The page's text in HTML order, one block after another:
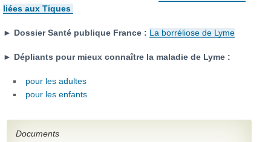
liées aux Tiques
► Dossier Santé publique France : La borréliose de Lyme
► Dépliants pour mieux connaître la maladie de Lyme :
pour les adultes
pour les enfants
Documents